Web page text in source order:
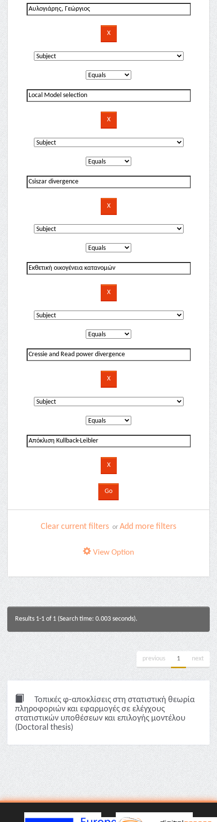
Clear current filters or Add more filters
View Option
Results 1-1 of 1 (Search time: 0.003 seconds).
previous 1 next
Τοπικές φ-αποκλίσεις στη στατιστική θεωρία
πληροφοριών και εφαρμογές σε ελέγχους
στατιστικών υποθέσεων και επιλογής μοντέλου
(Doctoral thesis)